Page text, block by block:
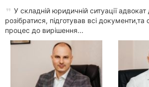
У складній юридичній ситуації адвокат
розібратися, підготував всі
процес до вирішення...